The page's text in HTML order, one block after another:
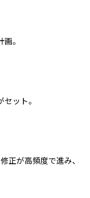
。
ット。
が高頻度で進み、